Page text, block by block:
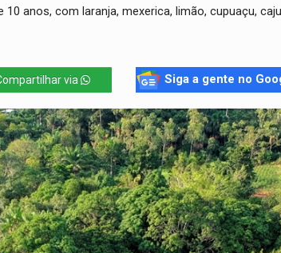
anos, com laranja, mexerica, limão, cupuaçu,
via Siga a gente no